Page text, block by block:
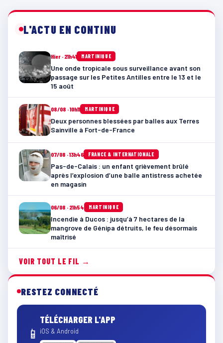
L'ACTU EN CONTINU
Hier · 21h41 MARTINIQUE
Une onde tropicale sous surveillance avant son
passage sur les Petites Antilles entre le 13 et le
15 août
08/08 · 10h11 MARTINIQUE
Deux personnes blessées par balles aux Terres
Sainville à Fort-de-France
07/08 · 13h46 FRANCE & INTERNATIONALE
Pas-de-Calais : un enfant grièvement brûlé
après l’explosion d’une balle antistress achetée
en magasin
06/08 · 21h54 MARTINIQUE
Incendie à Ducos : jusqu’à 7 hectares de la
mangrove de Génipa détruits, le feu désormais
maîtrisé
VOIR TOUT LE FIL →
RESTEZ CONNECTÉ
📱
TÉLÉCHARGER L'APP
iOS & Android